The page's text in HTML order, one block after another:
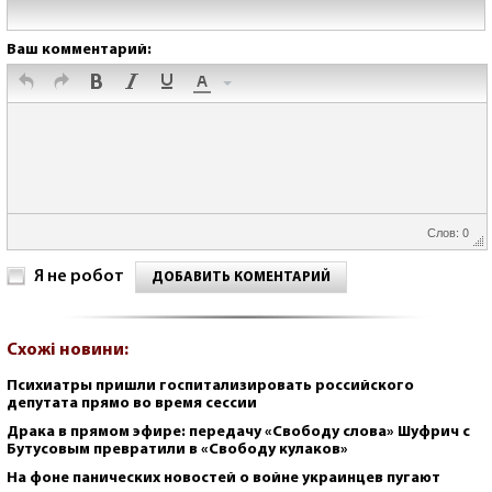
Ваш комментарий:
Слов: 0
Я не робот ДОБАВИТЬ КОМЕНТАРИЙ
Схожі новини:
Психиатры пришли госпитализировать российского
депутата прямо во время сессии
Драка в прямом эфире: передачу «Свободу слова» Шуфрич с
Бутусовым превратили в «Свободу кулаков»
На фоне панических новостей о войне украинцев пугают